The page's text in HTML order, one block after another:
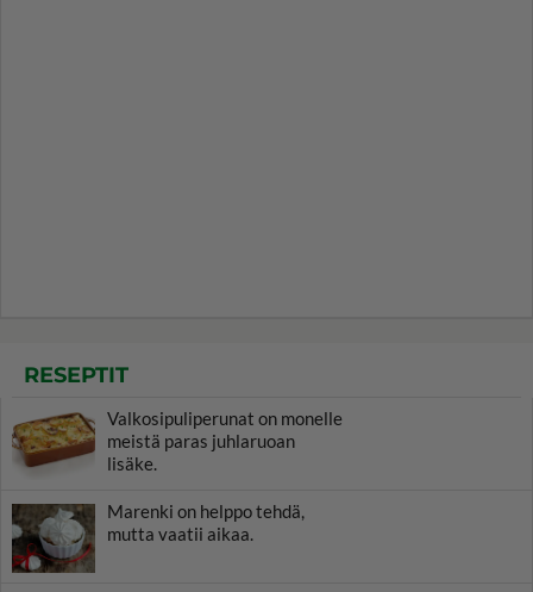
RESEPTIT
Valkosipuliperunat on monelle
meistä paras juhlaruoan
lisäke.
Marenki on helppo tehdä,
mutta vaatii aikaa.